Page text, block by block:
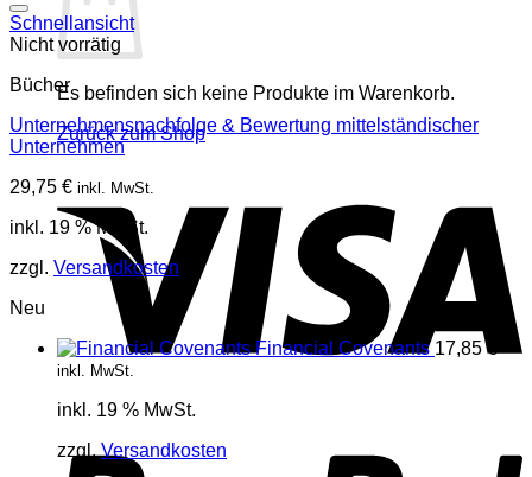
Es befinden sich keine Produkte im Warenkorb.
Zurück zum Shop
Schnellansicht
Nicht vorrätig
Bücher
Unternehmensnachfolge & Bewertung mittelständischer
Unternehmen
29,75 € inkl. MwSt.
inkl. 19 % MwSt.
zzgl. Versandkosten
Neu
Financial Covenants 17,85€
inkl. MwSt.
inkl. 19 % MwSt.
zzgl.Versandkosten